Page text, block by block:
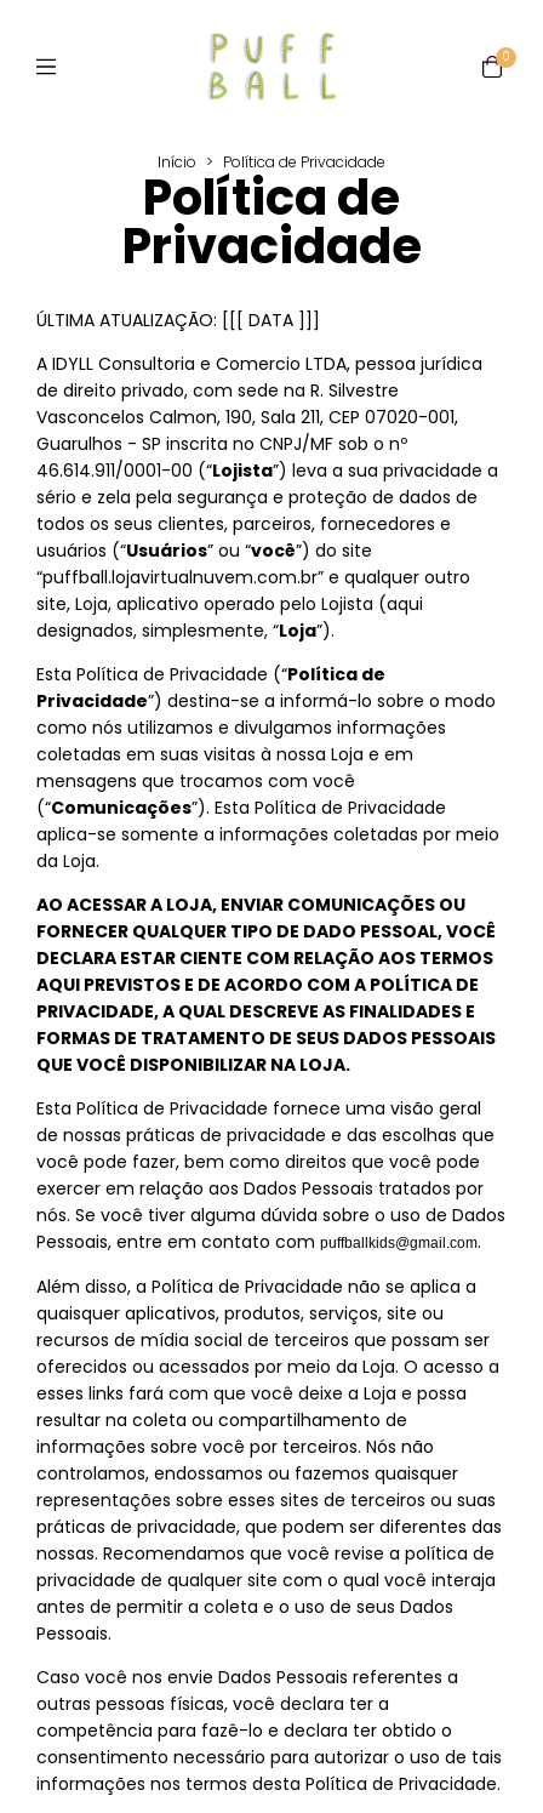
0
Início > Política de Privacidade
Política de
Privacidade
ÚLTIMA ATUALIZAÇÃO: [[[ DATA ]]]
A IDYLL Consultoria e Comercio LTDA, pessoa jurídica
de direito privado, com sede na R. Silvestre
Vasconcelos Calmon, 190, Sala 211, CEP 07020-001,
Guarulhos - SP inscrita no CNPJ/MF sob o nº
46.614.911/0001-00 (“Lojista”) leva a sua privacidade a
sério e zela pela segurança e proteção de dados de
todos os seus clientes, parceiros, fornecedores e
usuários (“Usuários” ou “você”) do site
“puffball.lojavirtualnuvem.com.br” e qualquer outro
site, Loja, aplicativo operado pelo Lojista (aqui
designados, simplesmente, “Loja”).
Esta Política de Privacidade (“Política de
Privacidade”) destina-se a informá-lo sobre o modo
como nós utilizamos e divulgamos informações
coletadas em suas visitas à nossa Loja e em
mensagens que trocamos com você
(“Comunicações”). Esta Política de Privacidade
aplica-se somente a informações coletadas por meio
da Loja.
AO ACESSAR A LOJA, ENVIAR COMUNICAÇÕES OU
FORNECER QUALQUER TIPO DE DADO PESSOAL, VOCÊ
DECLARA ESTAR CIENTE COM RELAÇÃO AOS TERMOS
AQUI PREVISTOS E DE ACORDO COM A POLÍTICA DE
PRIVACIDADE, A QUAL DESCREVE AS FINALIDADES E
FORMAS DE TRATAMENTO DE SEUS DADOS PESSOAIS
QUE VOCÊ DISPONIBILIZAR NA LOJA.
Esta Política de Privacidade fornece uma visão geral
de nossas práticas de privacidade e das escolhas que
você pode fazer, bem como direitos que você pode
exercer em relação aos Dados Pessoais tratados por
nós. Se você tiver alguma dúvida sobre o uso de Dados
Pessoais, entre em contato com puffballkids@gmail.com.
Além disso, a Política de Privacidade não se aplica a
quaisquer aplicativos, produtos, serviços, site ou
recursos de mídia social de terceiros que possam ser
oferecidos ou acessados por meio da Loja. O acesso a
esses links fará com que você deixe a Loja e possa
resultar na coleta ou compartilhamento de
informações sobre você por terceiros. Nós não
controlamos, endossamos ou fazemos quaisquer
representações sobre esses sites de terceiros ou suas
práticas de privacidade, que podem ser diferentes das
nossas. Recomendamos que você revise a política de
privacidade de qualquer site com o qual você interaja
antes de permitir a coleta e o uso de seus Dados
Pessoais.
Caso você nos envie Dados Pessoais referentes a
outras pessoas físicas, você declara ter a
competência para fazê-lo e declara ter obtido o
consentimento necessário para autorizar o uso de tais
informações nos termos desta Política de Privacidade.